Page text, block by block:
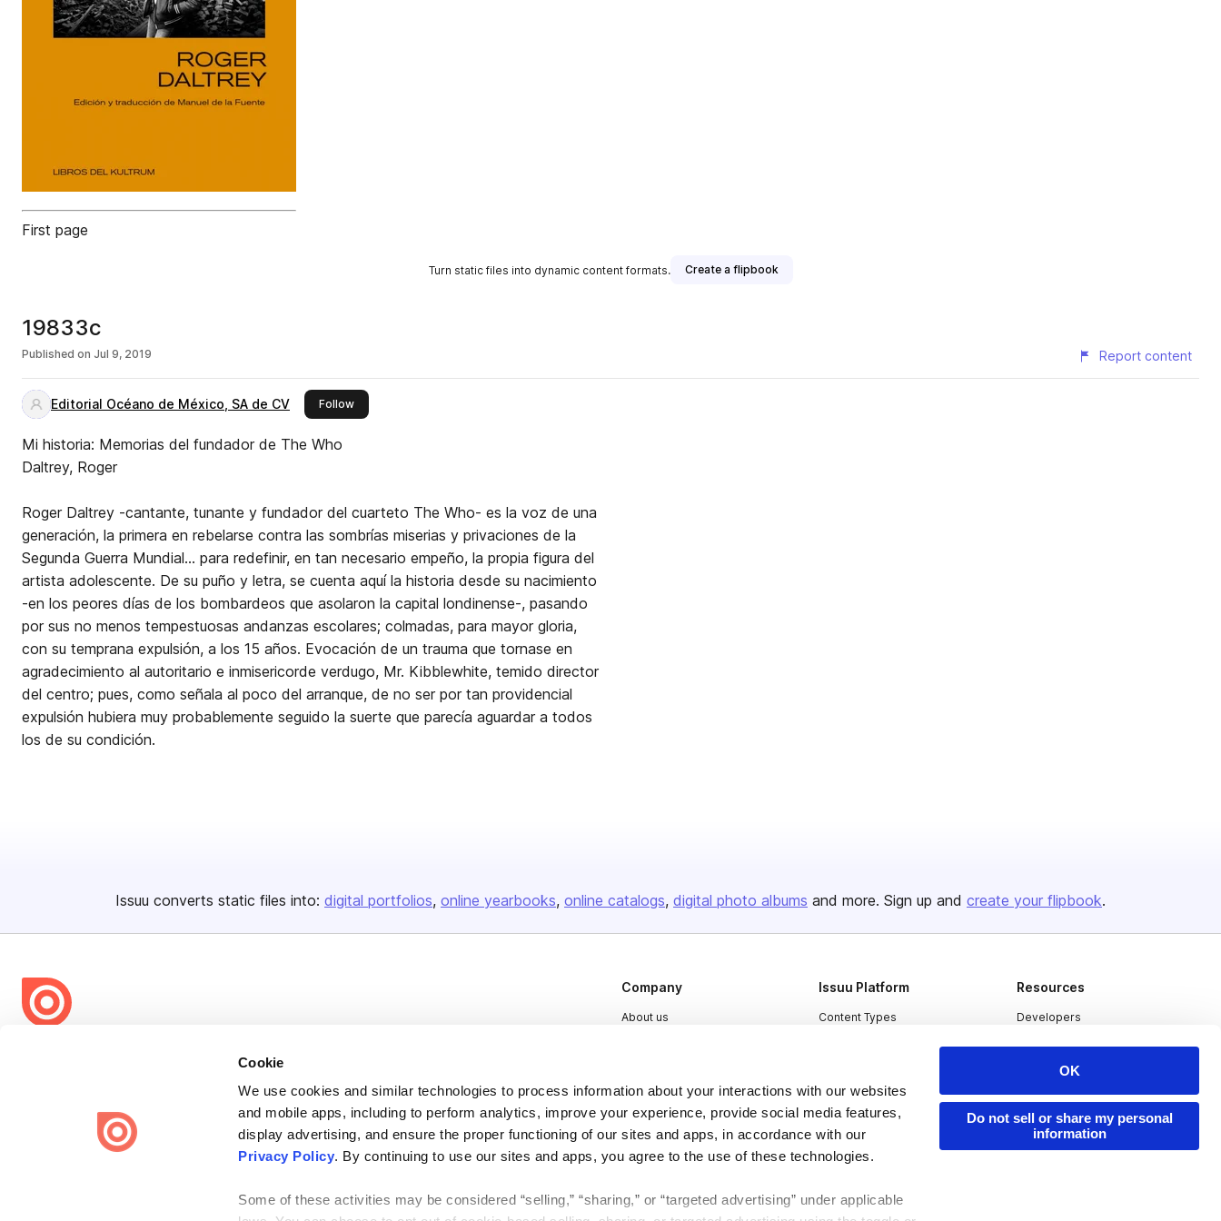
Cookie
We use cookies and similar technologies to process information about your interactions with our websites
and mobile apps, including to perform analytics, improve your experience, provide social media features,
display advertising, and ensure the proper functioning of our sites and apps, in accordance with our
Privacy Policy. By continuing to use our sites and apps, you agree to the use of these technologies.
Some of these activities may be considered “selling,” “sharing,” or “targeted advertising” under applicable
OK
Do not sell or share my personal
information
First page
Turn static files into dynamic content formats. Create a flipbook
19833c
Published on Jul 9, 2019 Report content
Editorial Océano de México, SA de CV Followthis publisher
Mi historia: Memorias del fundador de The Who
Daltrey, Roger
Roger Daltrey -cantante, tunante y fundador del cuarteto The Who- es la voz de una
generación, la primera en rebelarse contra las sombrías miserias y privaciones de la
Segunda Guerra Mundial... para redefinir, en tan necesario empeño, la propia figura del
artista adolescente. De su puño y letra, se cuenta aquí la historia desde su nacimiento
-en los peores días de los bombardeos que asolaron la capital londinense-, pasando
por sus no menos tempestuosas andanzas escolares; colmadas, para mayor gloria,
con su temprana expulsión, a los 15 años. Evocación de un trauma que tornase en
agradecimiento al autoritario e inmisericorde verdugo, Mr. Kibblewhite, temido director
del centro; pues, como señala al poco del arranque, de no ser por tan providencial
expulsión hubiera muy probablemente seguido la suerte que parecía aguardar a todos
los de su condición.
Issuu converts static files into: digital portfolios online yearbooks online catalogs digital photo albums and more. Sign up and create your flipbook.
share everywhere.
Issuu turns PDFs and other files into interactive flipbooks and
engaging content for every channel.
Company
About us
Press
Contact
Issuu Platform
Content Types
Industries
Resources
Developers
Publisher Directory
Redeem Code